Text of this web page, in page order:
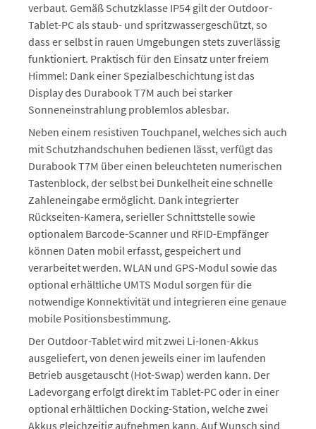
verbaut. Gemäß Schutzklasse IP54 gilt der Outdoor-
Tablet-PC als staub- und spritzwassergeschützt, so
dass er selbst in rauen Umgebungen stets zuverlässig
funktioniert. Praktisch für den Einsatz unter freiem
Himmel: Dank einer Spezialbeschichtung ist das
Display des Durabook T7M auch bei starker
Sonneneinstrahlung problemlos ablesbar.
Neben einem resistiven Touchpanel, welches sich auch
mit Schutzhandschuhen bedienen lässt, verfügt das
Durabook T7M über einen beleuchteten numerischen
Tastenblock, der selbst bei Dunkelheit eine schnelle
Zahleneingabe ermöglicht. Dank integrierter
Rückseiten-Kamera, serieller Schnittstelle sowie
optionalem Barcode-Scanner und RFID-Empfänger
können Daten mobil erfasst, gespeichert und
verarbeitet werden. WLAN und GPS-Modul sowie das
optional erhältliche UMTS Modul sorgen für die
notwendige Konnektivität und integrieren eine genaue
mobile Positionsbestimmung.
Der Outdoor-Tablet wird mit zwei Li-Ionen-Akkus
ausgeliefert, von denen jeweils einer im laufenden
Betrieb ausgetauscht (Hot-Swap) werden kann. Der
Ladevorgang erfolgt direkt im Tablet-PC oder in einer
optional erhältlichen Docking-Station, welche zwei
Akkus gleichzeitig aufnehmen kann. Auf Wunsch sind